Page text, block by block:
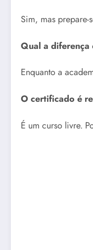
Sim, mas
Qual a diferença
Enquanto a
O certificado é
É um curso livre.